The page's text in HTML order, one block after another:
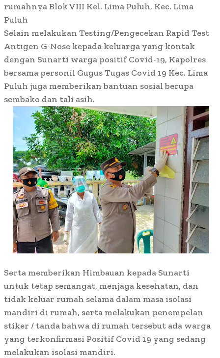
rumahnya Blok VIII Kel. Lima Puluh, Kec. Lima
Puluh
Selain melakukan Testing/Pengecekan Rapid Test
Antigen G-Nose kepada keluarga yang kontak
dengan Sunarti warga positif Covid-19, Kapolres
bersama personil Gugus Tugas Covid 19 Kec. Lima
Puluh juga memberikan bantuan sosial berupa
sembako dan tali asih.
Serta memberikan Himbauan kepada Sunarti
untuk tetap semangat, menjaga kesehatan, dan
tidak keluar rumah selama dalam masa isolasi
mandiri di rumah, serta melakukan penempelan
stiker / tanda bahwa di rumah tersebut ada warga
yang terkonfirmasi Positif Covid 19 yang sedang
melakukan isolasi mandiri.